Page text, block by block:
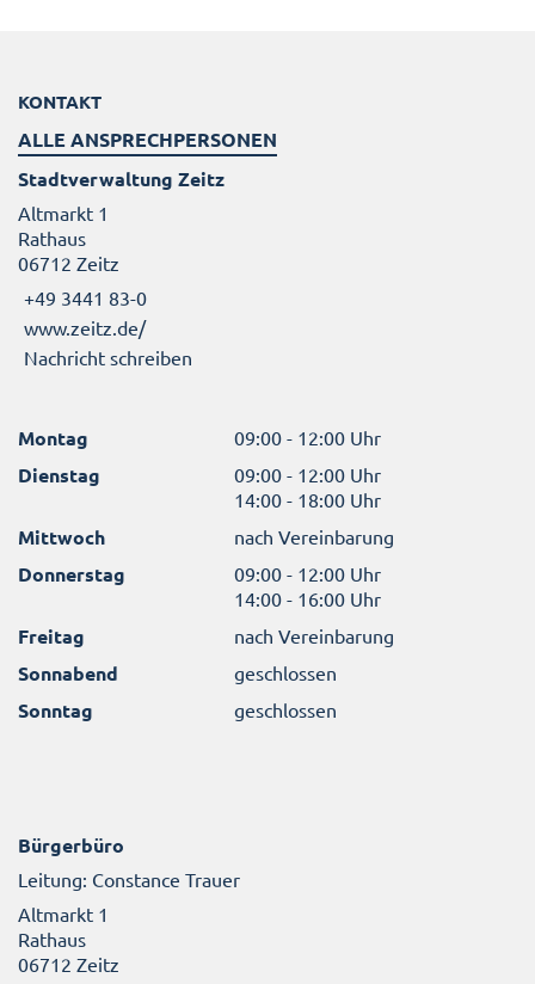
KONTAKT
ALLE ANSPRECHPERSONEN
Stadtverwaltung Zeitz
Altmarkt 1
Rathaus
06712 Zeitz
+49 3441 83-0
www.zeitz.de/
Nachricht schreiben
Montag 09:00 - 12:00 Uhr
Dienstag
09:00 - 12:00 Uhr
14:00 - 18:00 Uhr
Mittwoch nach Vereinbarung
Donnerstag
09:00 - 12:00 Uhr
14:00 - 16:00 Uhr
Freitag nach Vereinbarung
Sonnabend geschlossen
Sonntag geschlossen
Bürgerbüro
Leitung: Constance Trauer
Altmarkt 1
Rathaus
06712 Zeitz